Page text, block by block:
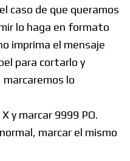
caso de que queramos
lo haga en formato
imprima el mensaje
para cortarlo y
lo
y marcar 9999 PO.
marcar el mismo